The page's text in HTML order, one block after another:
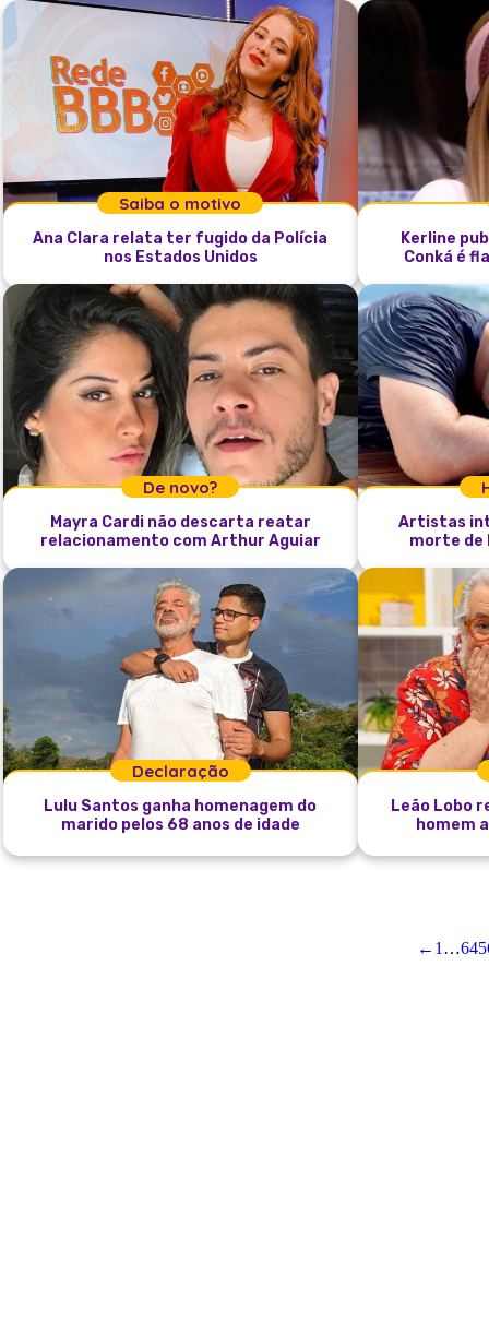
Saiba o motivo
Ana Clara relata ter fugido da Polícia
nos Estados Unidos
Kerline
Conká é
De novo?
Mayra Cardi não descarta reatar
relacionamento com Arthur Aguiar
Artistas
morte de
Declaração
Lulu Santos ganha homenagem do
marido pelos 68 anos de idade
Leão Lobo
homem
← 1 …645